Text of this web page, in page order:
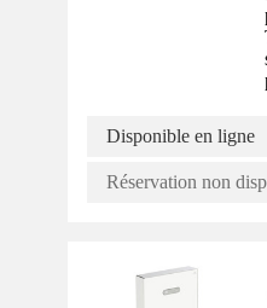
Disponible en ligne
Réservation non